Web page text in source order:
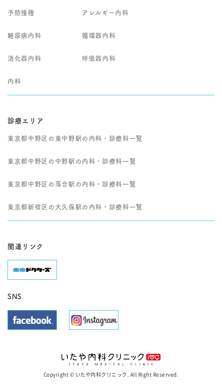
予防接種 アレルギー内科
糖尿病内科 循環器内科
消化器内科 呼吸器内科
内科
診療エリア
東京都中野区の東中野駅の内科・診療科一覧
東京都中野区の中野駅の内科・診療科一覧
東京都中野区の落合駅の内科・診療科一覧
東京都新宿区の大久保駅の内科・診療科一覧
関連リンク
SNS
Copyright © いたや内科クリニック. All Right Reserved.